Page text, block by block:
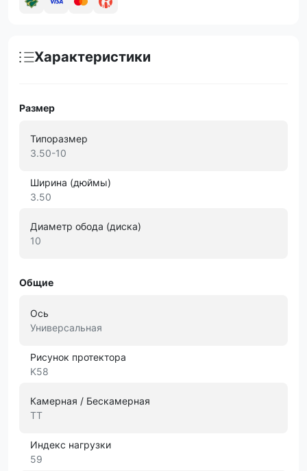
Характеристики
Размер
Типоразмер
3.50-10
Ширина (дюймы)
3.50
Диаметр обода (диска)
10
Общие
Ось
Универсальная
Рисунок протектора
K58
Камерная / Бескамерная
TT
Индекс нагрузки
59